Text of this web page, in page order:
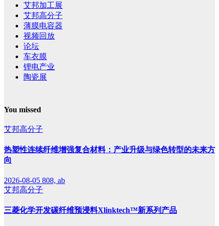
艾邦加工展
艾邦高分子
薄膜电容器
视频回放
论坛
车衣膜
锂电产业
陶瓷展
You missed
艾邦高分子
热塑性连续纤维增强复合材料：产业升级与绿色转型的未来方
向
2026-08-05 808, ab
艾邦高分子
三菱化学开发碳纤维预浸料Xlinktech™新系列产品